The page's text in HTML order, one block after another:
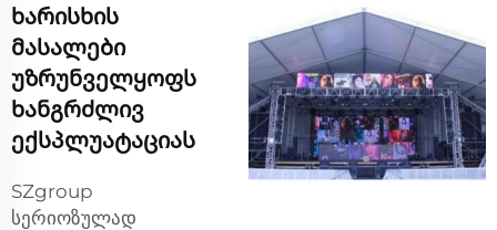
ხარისხის
მასალები
უზრუნველყოფს
ხანგრძლივ
ექსპლუატაციას
SZgroup
სერიოზულად